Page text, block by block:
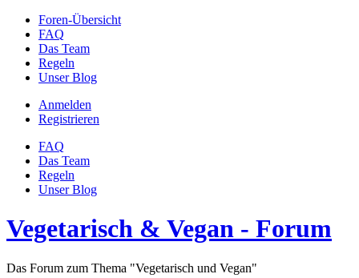
Foren-Übersicht
FAQ
Das Team
Regeln
Unser Blog
Anmelden
Registrieren
FAQ
Das Team
Regeln
Unser Blog
Vegetarisch & Vegan - Forum
Das Forum zum Thema "Vegetarisch und Vegan"